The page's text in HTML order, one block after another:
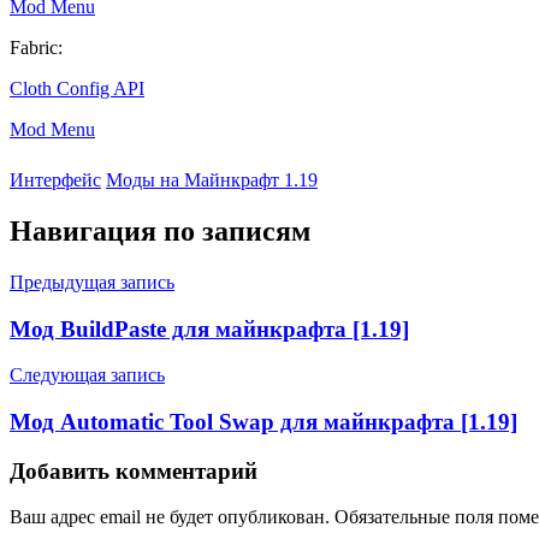
Mod Menu
Fabric:
Cloth Config API
Mod Menu
Интерфейс Моды на Майнкрафт 1.19
Навигация по записям
Предыдущая запись
Мод BuildPaste для майнкрафта [1.19]
Следующая запись
Мод Automatic Tool Swap для майнкрафта [1.19]
Добавить комментарий
Ваш адрес email не будет опубликован. Обязательные поля